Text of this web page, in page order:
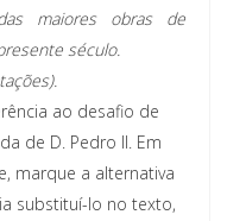
maiores obras de
século.
ao desafio de
de D. Pedro II. Em
marque a alternativa
substituí-lo no texto,